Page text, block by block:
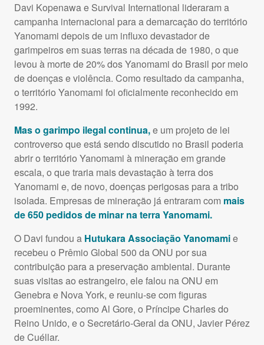
Davi Kopenawa e Survival International lideraram a
campanha internacional para a demarcação do território
Yanomami depois de um influxo devastador de
garimpeiros em suas terras na década de 1980, o que
levou à morte de 20% dos Yanomami do Brasil por meio
de doenças e violência. Como resultado da campanha,
o território Yanomami foi oficialmente reconhecido em
1992.
Mas o garimpo ilegal continua,e um projeto de lei
controverso que está sendo discutido no Brasil poderia
abrir o território Yanomami à mineração em grande
escala, o que traria mais devastação à terra dos
Yanomami e, de novo, doenças perigosas para a tribo
isolada. Empresas de mineração já entraram com mais
de 650 pedidos de minar na terra Yanomami.
O Davi fundou a Hutukara Associação Yanomamie
recebeu o Prêmio Global 500 daONU por sua
contribuição para a preservação ambiental. Durante
suas visitas ao estrangeiro, ele falou naONU em
Genebra e Nova York, e reuniu-se com figuras
proeminentes, como Al Gore, o Príncipe Charles do
Reino Unido, e o Secretário-Geral daONU, Javier Pérez
de Cuéllar.